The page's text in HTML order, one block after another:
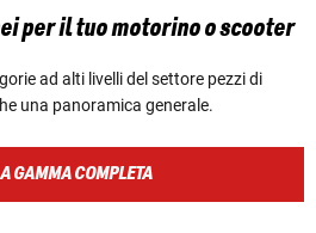
per il tuo motorino o scooter
ad alti livelli del settore pezzi di
una panoramica generale.
GAMMA COMPLETA